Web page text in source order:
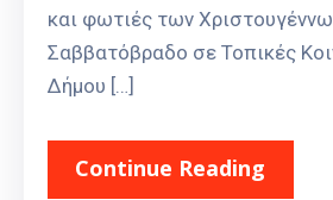
και φωτιές των
Σαββατόβραδο σε Τοπικές
Δήμου […]
Continue Reading